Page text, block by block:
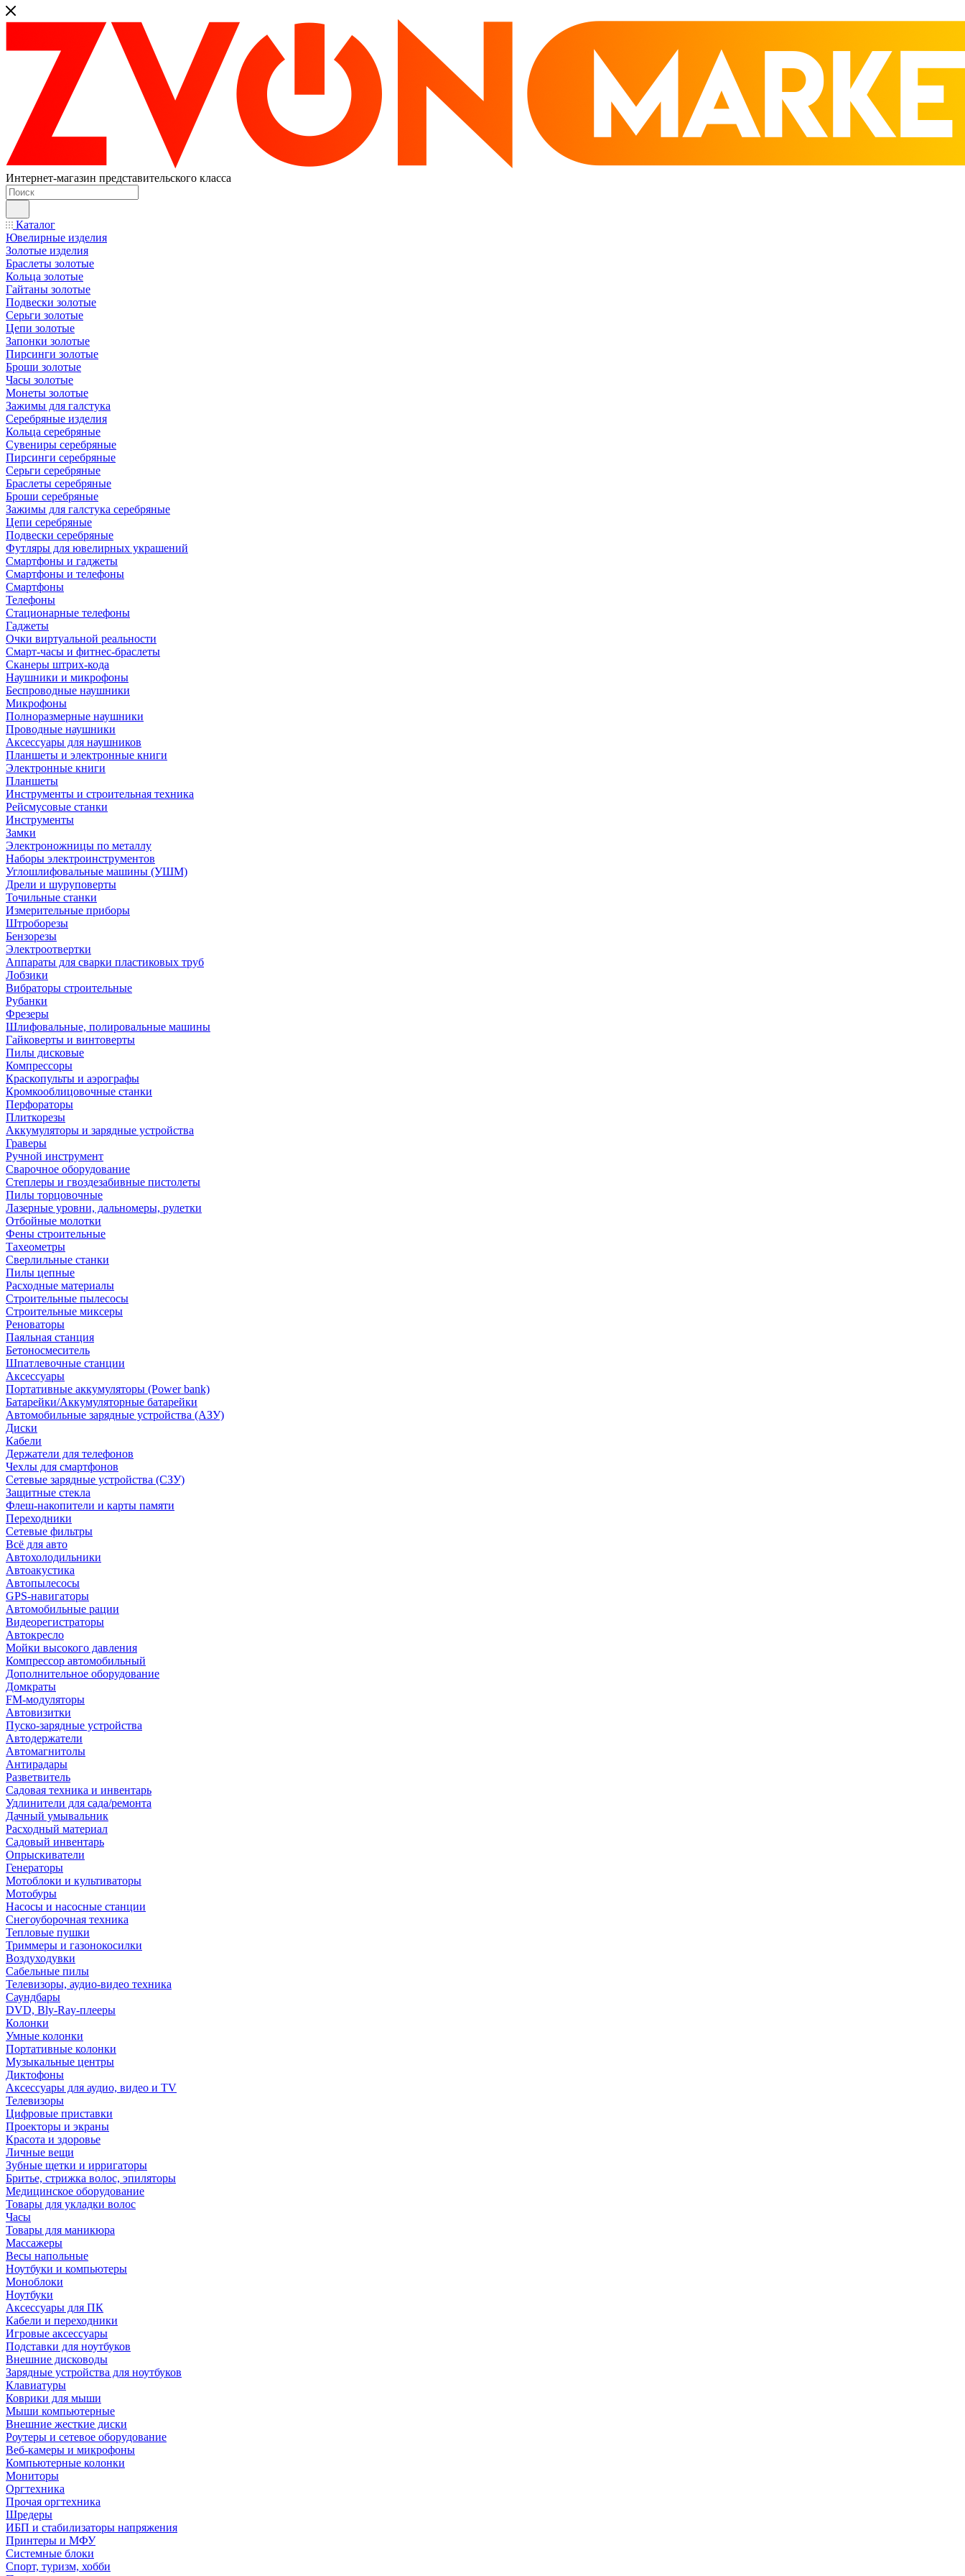
Интернет-магазин представительского класса
Каталог
Ювелирные изделия
Золотые изделия
Браслеты золотые
Кольца золотые
Гайтаны золотые
Подвески золотые
Серьги золотые
Цепи золотые
Запонки золотые
Пирсинги золотые
Броши золотые
Часы золотые
Монеты золотые
Зажимы для галстука
Серебряные изделия
Кольца серебряные
Сувениры серебряные
Пирсинги серебряные
Серьги серебряные
Браслеты серебряные
Броши серебряные
Зажимы для галстука серебряные
Цепи серебряные
Подвески серебряные
Футляры для ювелирных украшений
Смартфоны и гаджеты
Смартфоны и телефоны
Смартфоны
Телефоны
Стационарные телефоны
Гаджеты
Очки виртуальной реальности
Смарт-часы и фитнес-браслеты
Сканеры штрих-кода
Наушники и микрофоны
Беспроводные наушники
Микрофоны
Полноразмерные наушники
Проводные наушники
Аксессуары для наушников
Планшеты и электронные книги
Электронные книги
Планшеты
Инструменты и строительная техника
Рейсмусовые станки
Инструменты
Замки
Электроножницы по металлу
Наборы электроинструментов
Углошлифовальные машины (УШМ)
Дрели и шуруповерты
Точильные станки
Измерительные приборы
Штроборезы
Бензорезы
Электроотвертки
Аппараты для сварки пластиковых труб
Лобзики
Вибраторы строительные
Рубанки
Фрезеры
Шлифовальные, полировальные машины
Гайковерты и винтоверты
Пилы дисковые
Компрессоры
Краскопульты и аэрографы
Кромкооблицовочные станки
Перфораторы
Плиткорезы
Аккумуляторы и зарядные устройства
Граверы
Ручной инструмент
Сварочное оборудование
Степлеры и гвоздезабивные пистолеты
Пилы торцовочные
Лазерные уровни, дальномеры, рулетки
Отбойные молотки
Фены строительные
Тахеометры
Сверлильные станки
Пилы цепные
Расходные материалы
Строительные пылесосы
Строительные миксеры
Реноваторы
Паяльная станция
Бетоносмеситель
Шпатлевочные станции
Аксессуары
Портативные аккумуляторы (Power bank)
Батарейки/Аккумуляторные батарейки
Автомобильные зарядные устройства (АЗУ)
Диски
Кабели
Держатели для телефонов
Чехлы для смартфонов
Сетевые зарядные устройства (СЗУ)
Защитные стекла
Флеш-накопители и карты памяти
Переходники
Сетевые фильтры
Всё для авто
Автохолодильники
Автоакустика
Автопылесосы
GPS-навигаторы
Автомобильные рации
Видеорегистраторы
Автокресло
Мойки высокого давления
Компрессор автомобильный
Дополнительное оборудование
Домкраты
FM-модуляторы
Автовизитки
Пуско-зарядные устройства
Автодержатели
Автомагнитолы
Антирадары
Разветвитель
Садовая техника и инвентарь
Удлинители для сада/ремонта
Дачный умывальник
Расходный материал
Садовый инвентарь
Опрыскиватели
Генераторы
Мотоблоки и культиваторы
Мотобуры
Насосы и насосные станции
Снегоуборочная техника
Тепловые пушки
Триммеры и газонокосилки
Воздуходувки
Сабельные пилы
Телевизоры, аудио-видео техника
Саундбары
DVD, Bly-Ray-плееры
Колонки
Умные колонки
Портативные колонки
Музыкальные центры
Диктофоны
Аксессуары для аудио, видео и TV
Телевизоры
Цифровые приставки
Проекторы и экраны
Красота и здоровье
Личные вещи
Зубные щетки и ирригаторы
Бритье, стрижка волос, эпиляторы
Медицинское оборудование
Товары для укладки волос
Часы
Товары для маникюра
Массажеры
Весы напольные
Ноутбуки и компьютеры
Моноблоки
Ноутбуки
Аксессуары для ПК
Кабели и переходники
Игровые аксессуары
Подставки для ноутбуков
Внешние дисководы
Зарядные устройства для ноутбуков
Клавиатуры
Коврики для мыши
Мыши компьютерные
Внешние жесткие диски
Роутеры и сетевое оборудование
Веб-камеры и микрофоны
Компьютерные колонки
Мониторы
Оргтехника
Прочая оргтехника
Шредеры
ИБП и стабилизаторы напряжения
Принтеры и МФУ
Системные блоки
Спорт, туризм, хобби